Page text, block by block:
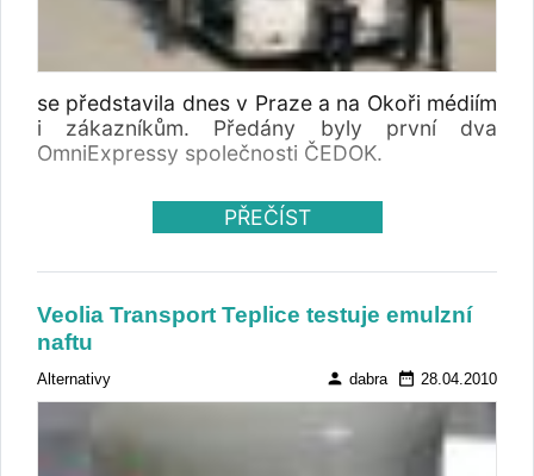
se představila dnes v Praze a na Okoři médiím
i zákazníkům. Předány byly první dva
OmniExpressy společnosti ČEDOK.
PŘEČÍST
Veolia Transport Teplice testuje emulzní
naftu
Alternativy person dabra date_range 28.04.2010